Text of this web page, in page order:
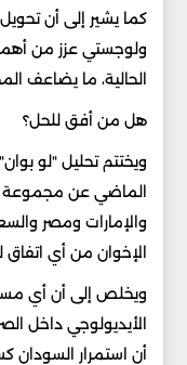
كما يشير إلى أن
ولوجستي عزز من
الحالية، ما يضاعف
هل من أفق للحل؟
ويختتم تحليل "لو
الماضي عن مجموعة
والإمارات ومصر
الإخوان من أي
ويخلص إلى أن أي
الأيديولوجي داخل
أن استمرار السودان